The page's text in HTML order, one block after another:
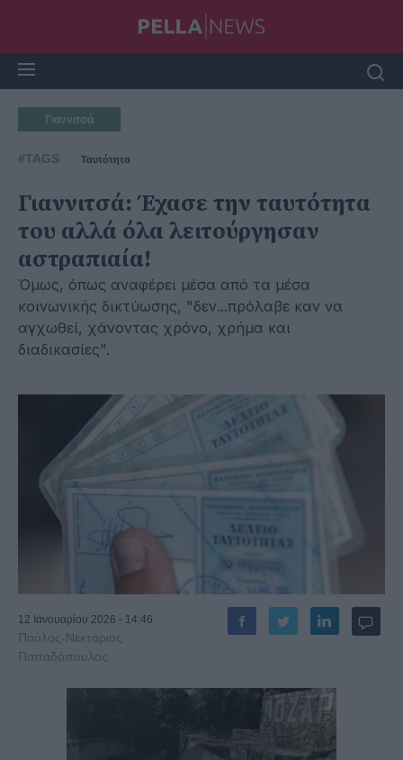
Γιαννιτσά
#TAGS Ταυτότητα
Γιαννιτσά: Έχασε την ταυτότητα
του αλλά όλα λειτούργησαν
αστραπιαία!
Όμως, όπως αναφέρει μέσα από τα μέσα
κοινωνικής δικτύωσης, "δεν...πρόλαβε καν να
αγχωθεί, χάνοντας χρόνο, χρήμα και
διαδικασίες".
12 Ιανουαρίου 2026 - 14:46
Παύλος-Νεκτάριος
Παπαδόπουλος